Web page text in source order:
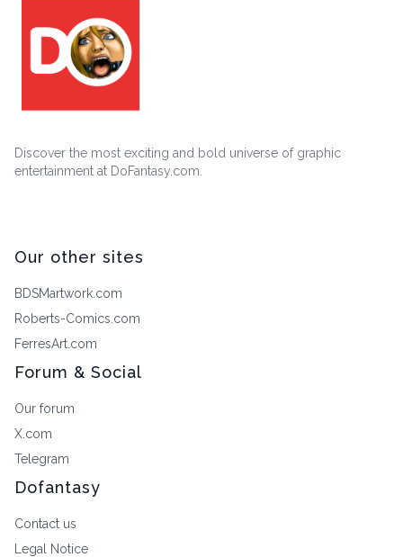
Discover the most exciting and bold universe of graphic
entertainment at DoFantasy.com.
Our other sites
BDSMartwork.com
Roberts-Comics.com
FerresArt.com
Forum & Social
Our forum
X.com
Telegram
Dofantasy
Contact us
Legal Notice